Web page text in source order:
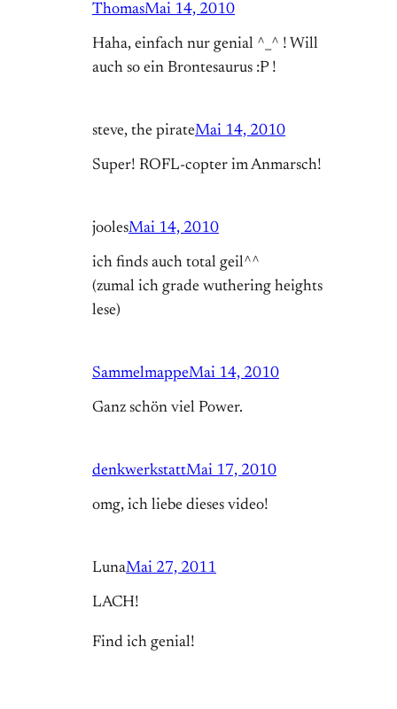
ThomasMai 14, 2010
Haha, einfach nur genial ^_^ ! Will
auch so ein Brontesaurus :P !
steve, the pirateMai 14, 2010
Super! ROFL-copter im Anmarsch!
joolesMai 14, 2010
ich finds auch total geil^^
(zumal ich grade wuthering heights
lese)
SammelmappeMai 14, 2010
Ganz schön viel Power.
denkwerkstattMai 17, 2010
omg, ich liebe dieses video!
LunaMai 27, 2011
LACH!
Find ich genial!